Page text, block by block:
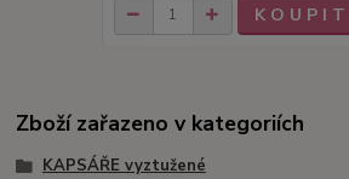
K O U P I T
Zboží zařazeno v kategoriích
KAPSÁŘE vyztužené